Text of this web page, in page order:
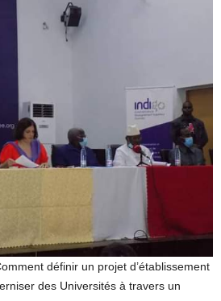
définir un projet d’établissement
des Universités à travers un